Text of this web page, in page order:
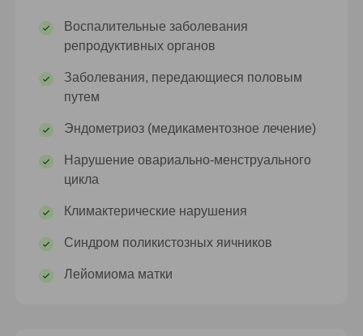
Воспалительные заболевания
репродуктивных органов
Заболевания, передающиеся половым
путем
Эндометриоз (медикаментозное лечение)
Нарушение овариально-менструального
цикла
Климактерические нарушения
Синдром поликистозных яичников
Лейомиома матки